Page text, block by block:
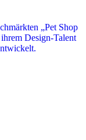
„Pet Shop
Design-Talent